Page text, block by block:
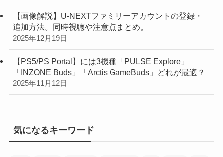
【画像解説】U-NEXTファミリーアカウントの登録・
追加方法。同時視聴や注意点まとめ。
2025年12月19日
【PS5/PS Portal】には3機種「PULSE Explore」
「INZONE Buds」「Arctis GameBuds」どれが最適？
2025年11月12日
気になるキーワード